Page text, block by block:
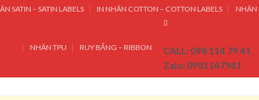
SATIN – SATIN LABELS IN NHÃN COTTON – COTTON LABELS NHÃN
NHÃN TPU RUY BĂNG – RIBBON
CALL: 098 114 79 41
Zalo: 0981147941